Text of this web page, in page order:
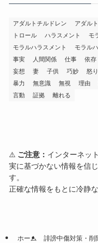
アダルトチルドレン アダル
トロール
ハラスメント モ
モラルハラスメント
モラル
事実
人間関係 仕事 依存
妄想
妻 子供 巧妙 怒り
暴力
無意識 無視 理由
言動
証拠 離れる
⚠️ ご注意： インターネッ
実に基づかない情報を信
す。
正確な情報をもとに冷静
ホーム
誹謗中傷対策・削